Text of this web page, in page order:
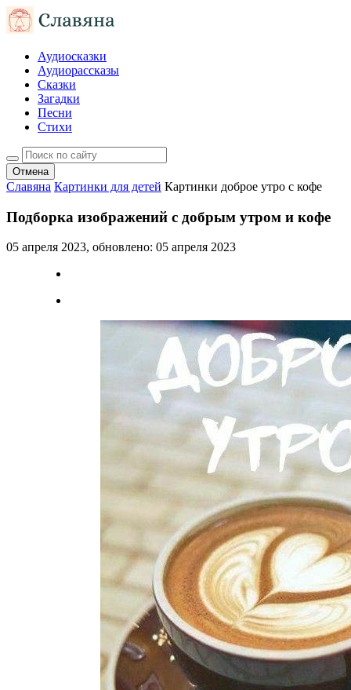
Аудиосказки
Аудиорассказы
Сказки
Загадки
Песни
Стихи
Отмена
Славяна Картинки для детей Картинки доброе утро с кофе
Подборка изображений с добрым утром и кофе
05 апреля 2023, обновлено: 05 апреля 2023